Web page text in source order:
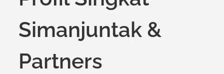
Simanjuntak &
Partners